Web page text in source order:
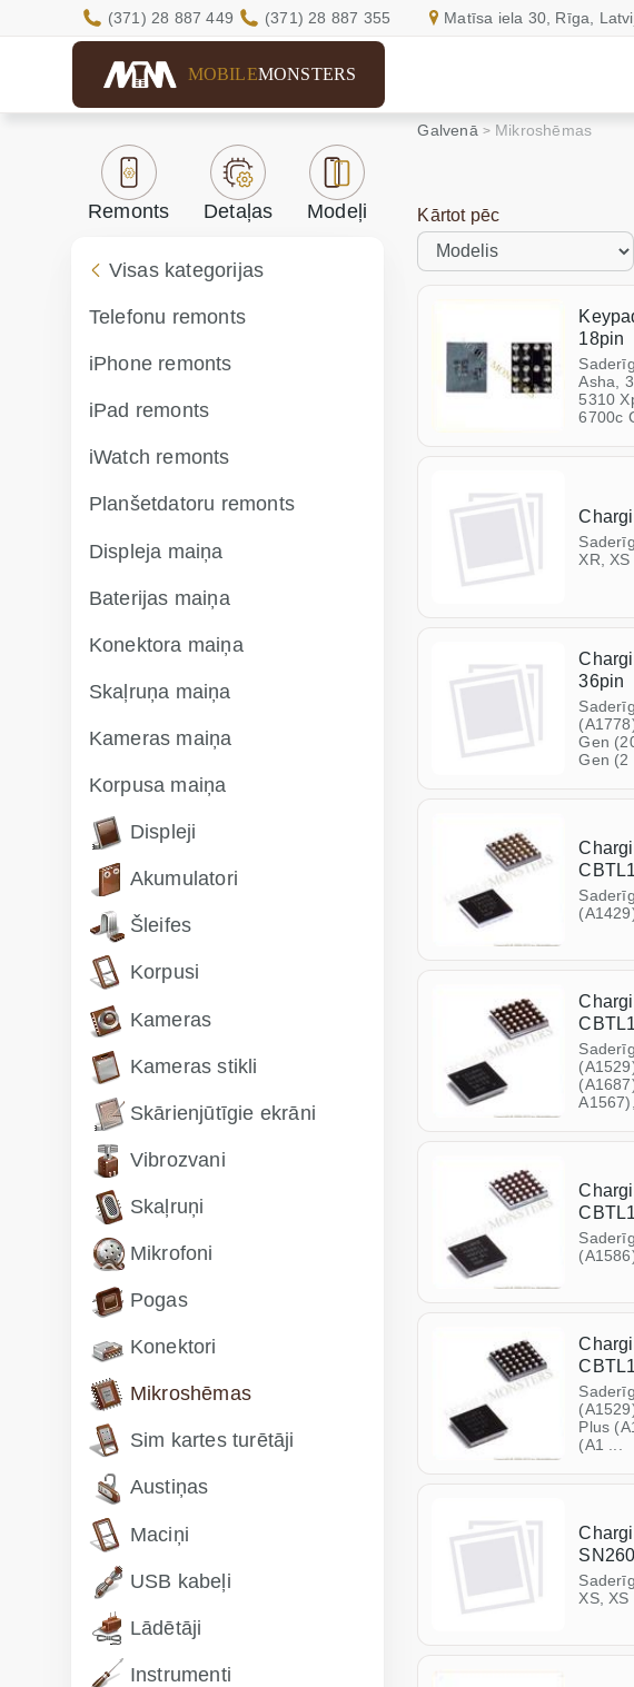
(371) 28 887 449 (371) 28 887 355 Matīsa iela 30, Rīga,
MOBILEMONSTERS
Remonts Detaļas Modeļi
Visas kategorijas
Telefonu remonts
iPhone remonts
iPad remonts
iWatch remonts
Planšetdatoru remonts
Displeja maiņa
Baterijas maiņa
Konektora maiņa
Skaļruņa maiņa
Kameras maiņa
Korpusa maiņa
Displeji
Akumulatori
Šleifes
Korpusi
Kameras
Kameras stikli
Skārienjūtīgie ekrāni
Vibrozvani
Skaļruņi
Mikrofoni
Pogas
Konektori
Mikroshēmas
Sim kartes turētāji
Austiņas
Maciņi
USB kabeļi
Lādētāji
Instrumenti
Galvenā Mikroshēmas
Kārtot pēc
18pin
Asha,
5310
6700c
XR, XS
36pin
Gen
Gen (2
A1567),
Plus
(A1 ...
XS, XS